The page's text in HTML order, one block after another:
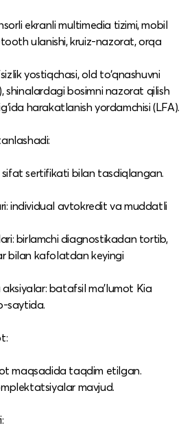
ekranli multimedia tizimi, mobil
ulanishi, kruiz-nazorat, orqa
yostiqchasi, old to‘qnashuvni
shinalardagi bosimni nazorat qilish
harakatlanish yordamchisi (LFA).​
sifat sertifikati bilan tasdiqlangan.​
individual avtokredit va muddatli
birlamchi diagnostikadan tortib,
bilan kafolatdan keyingi
batafsil ma’lumot Kia
saytida.​
maqsadida taqdim etilgan.​
mavjud.​